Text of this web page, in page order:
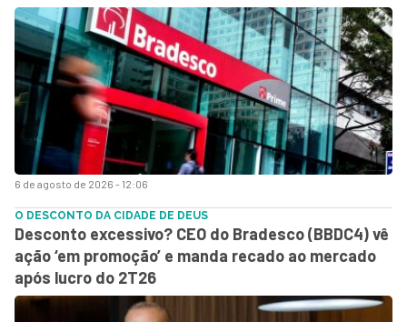
6 de agosto de 2026 - 12:06
O DESCONTO DA CIDADE DE DEUS
Desconto excessivo? CEO do Bradesco (BBDC4) vê
ação ‘em promoção’ e manda recado ao mercado
após lucro do 2T26